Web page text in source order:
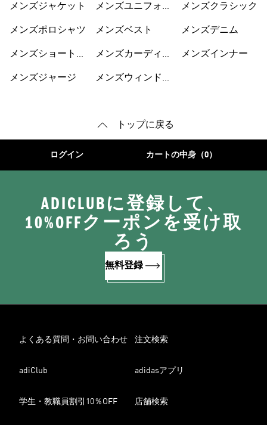
メンズジャケット
メンズポロシャツ
メンズショートパ
メンズジャージ
メンズユニフォー
メンズベスト
メンズカーディガ
メンズウィンドブ
メンズクラシック
メンズデニム
メンズインナー
トップに戻る
ログイン カートの中身（0）
ADICLUBに登録して、
10%OFFクーポンを受け取
ろう
無料登録
よくある質問・お問い合わせ 注文検索
adiClub adidasアプリ
学生・教職員割引10％OFF 店舗検索